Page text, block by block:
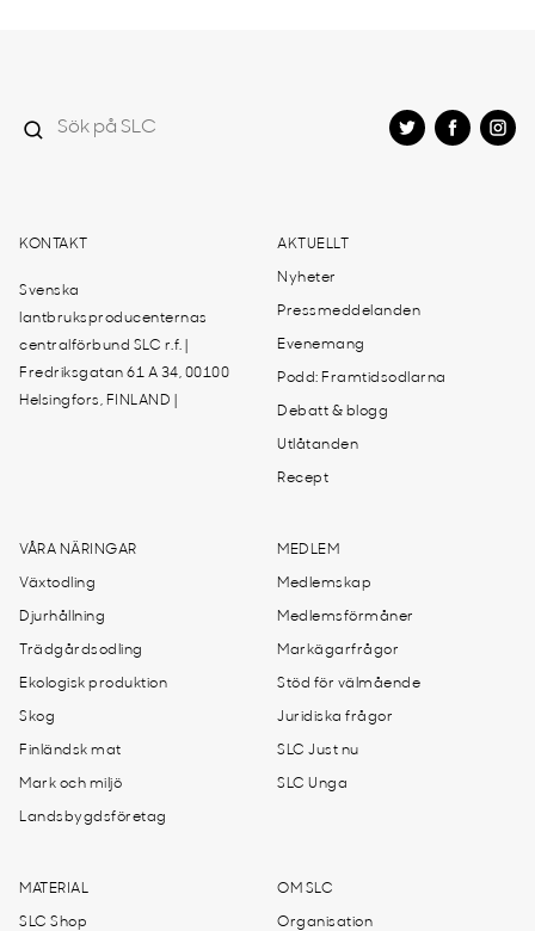
KONTAKT
Svenska
lantbruksproducenternas
centralförbund SLC r.f. |
Fredriksgatan 61 A 34, 00100
Helsingfors, FINLAND |
AKTUELLT
Nyheter
Pressmeddelanden
Evenemang
Podd: Framtidsodlarna
Debatt & blogg
Utlåtanden
Recept
VÅRA NÄRINGAR
Växtodling
Djurhållning
Trädgårdsodling
Ekologisk produktion
Skog
Finländsk mat
Mark och miljö
Landsbygdsföretag
MEDLEM
Medlemskap
Medlemsförmåner
Markägarfrågor
Stöd för välmående
Juridiska frågor
SLC Just nu
SLC Unga
MATERIAL
SLC Shop
OM SLC
Organisation